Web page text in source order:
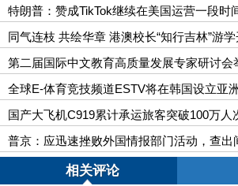
特朗普：赞成TikTok继续在美国运营一段时
同气连枝 共绘华章 港澳校长“知行吉
第二届国际中文教育高质量发展专家研讨会
全球E-体育竞技频道ESTV将在韩国设立亚
国产大飞机C919累计承运旅客突破100万人
普京：应迅速挫败外国情报部门活动，查出
相关评论